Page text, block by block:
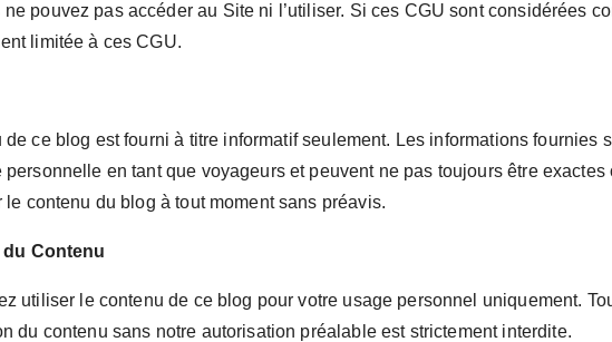
pouvez pas accéder au Site ni l’utiliser. Si ces CGU sont considérées
limitée à ces CGU.
de ce blog est fourni à titre informatif seulement. Les informations fournies
personnelle en tant que voyageurs et peuvent ne pas toujours être
le contenu du blog à tout moment sans préavis.
Contenu
utiliser le contenu de ce blog pour votre usage personnel uniquement.
du contenu sans notre autorisation préalable est strictement interdite.